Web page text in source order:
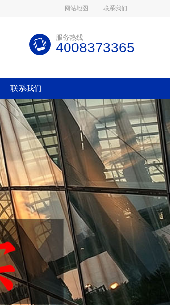
网站地图 联系我们
服务热线
4008373365
联系我们